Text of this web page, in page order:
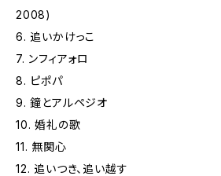
2008)
6. 追いかけっこ
7. ンフィアォロ
8. ピポパ
9. 鐘とアルペジオ
10. 婚礼の歌
11. 無関心
12. 追いつき、追い越す